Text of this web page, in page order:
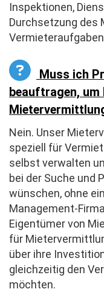
Inspektionen,
Durchsetzung des
Muss ich
beauftragen, um
Nein. Unser
speziell für
selbst verwalten
bei der Suche und
wünschen, ohne
Management-
Eigentümer von
für
über ihre
gleichzeitig den
möchten.